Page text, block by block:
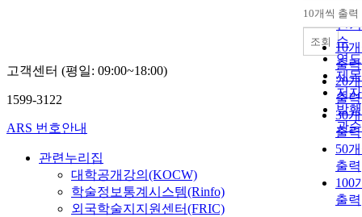
순
인
순
연
제
저
발
관순
내
10개씩 출력
10
출력
20
출력
30
출력
50
출력
100
출력
조회
고객센터 (평일: 09:00~18:00)
1599-3122
ARS 번호안내
관련누리집
대학공개강의(KOCW)
학술정보통계시스템(Rinfo)
외국학술지지원센터(FRIC)